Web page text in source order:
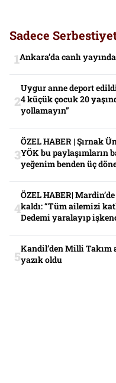
Sadece
Ankara’da canlı
Uygur anne deport
4 küçük çocuk 20
yollamayın”
ÖZEL HABER | Şırnak
YÖK bu paylaşımların
yeğenim benden üç
ÖZEL HABER|
kaldı: “Tüm ailemizi
Dedemi yaralayıp
Kandil’den Milli
yazık oldu